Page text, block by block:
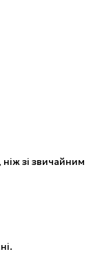
зі звичайним